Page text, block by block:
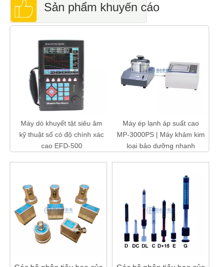
Sản phẩm khuyến cáo
Máy dò khuyết tật siêu âm
kỹ thuật số có độ chính xác
cao EFD-500
Máy ép lạnh áp suất cao
MP-3000PS | Máy khảm kim
loại bảo dưỡng nhanh